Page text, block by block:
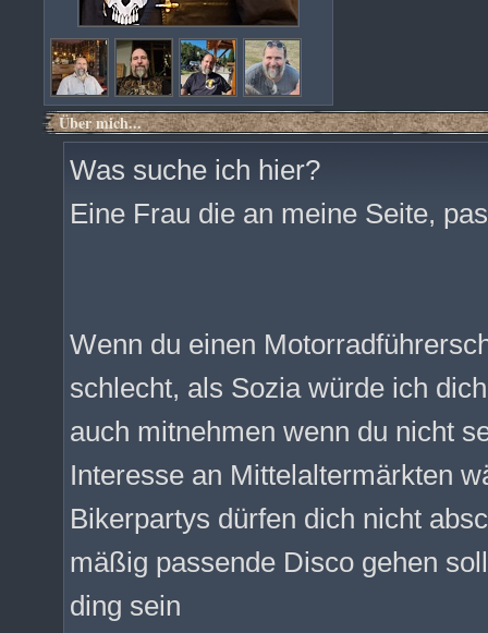
Über mich...
Was suche ich hier?
Eine Frau die an meine Seite,
Wenn du einen
schlecht, als Sozia würde ich
auch mitnehmen wenn du nicht
Interesse an Mittelaltermärkten
Bikerpartys dürfen dich nicht
mäßig passende Disco gehen
ding sein